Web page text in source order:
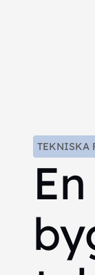
TEKNISKA